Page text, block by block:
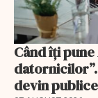
Când îți
devin publice